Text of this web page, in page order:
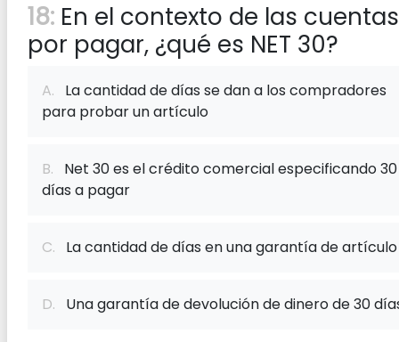
18: En el contexto de las cuentas
por pagar, ¿qué es NET 30?
A. La cantidad de días se dan a los compradores
para probar un artículo
B. Net 30 es el crédito comercial especificando 30
días a pagar
C. La cantidad de días en una garantía de artículo
D. Una garantía de devolución de dinero de 30